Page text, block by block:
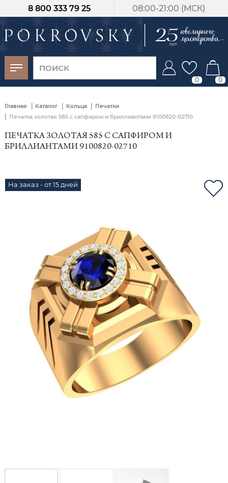
08:00-21:00 (МСК)
8 800 333 79 25
0 0
Главная | Каталог | Кольца | Печатки
| Печатка золотая 585 с сапфиром и бриллиантами 9100820-02710
ПЕЧАТКА ЗОЛОТАЯ 585 С САПФИРОМ И
БРИЛЛИАНТАМИ 9100820-02710
На заказ - от 15 дней
-30%
от 15 дней с
момента оплаты